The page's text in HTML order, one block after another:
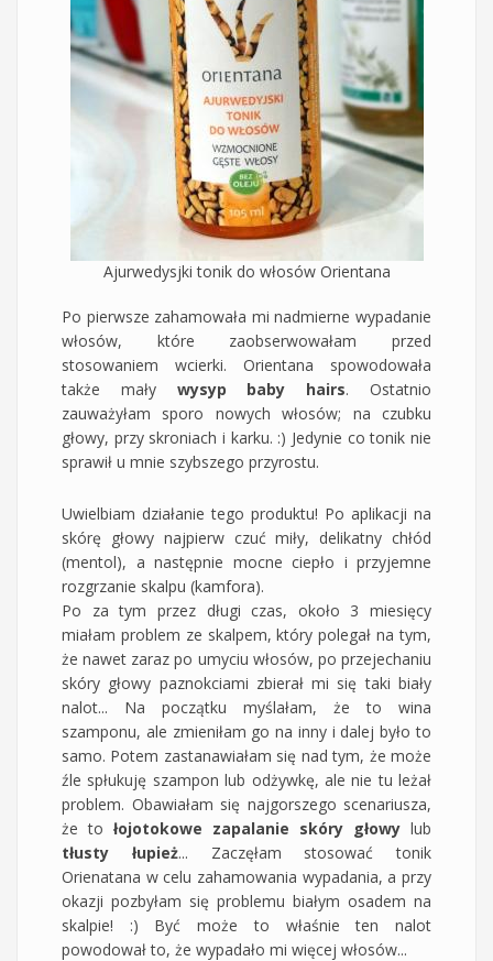
Ajurwedysjki tonik do włosów Orientana
Po pierwsze zahamowała mi nadmierne wypadanie
włosów, które zaobserwowałam przed
stosowaniem wcierki. Orientana spowodowała
także mały wysyp baby hairs. Ostatnio
zauważyłam sporo nowych włosów; na czubku
głowy, przy skroniach i karku. :) Jedynie co tonik nie
sprawił u mnie szybszego przyrostu.
Uwielbiam działanie tego produktu! Po aplikacji na
skórę głowy najpierw czuć miły, delikatny chłód
(mentol), a następnie mocne ciepło i przyjemne
rozgrzanie skalpu (kamfora).
Po za tym przez długi czas, około 3 miesięcy
miałam problem ze skalpem, który polegał na tym,
że nawet zaraz po umyciu włosów, po przejechaniu
skóry głowy paznokciami zbierał mi się taki biały
nalot... Na początku myślałam, że to wina
szamponu, ale zmieniłam go na inny i dalej było to
samo. Potem zastanawiałam się nad tym, że może
źle spłukuję szampon lub odżywkę, ale nie tu leżał
problem. Obawiałam się najgorszego scenariusza,
że to łojotokowe zapalanie skóry głowy lub
tłusty łupież... Zaczęłam stosować tonik
Orienatana w celu zahamowania wypadania, a przy
okazji pozbyłam się problemu białym osadem na
skalpie! :) Być może to właśnie ten nalot
powodował to, że wypadało mi więcej włosów...